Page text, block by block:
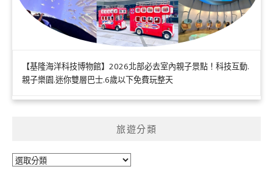
【基隆海洋科技博物館】2026北部必去室內親子景點！科技互動.
親子樂園.迷你雙層巴士.6歲以下免費玩整天
旅遊分類
旅